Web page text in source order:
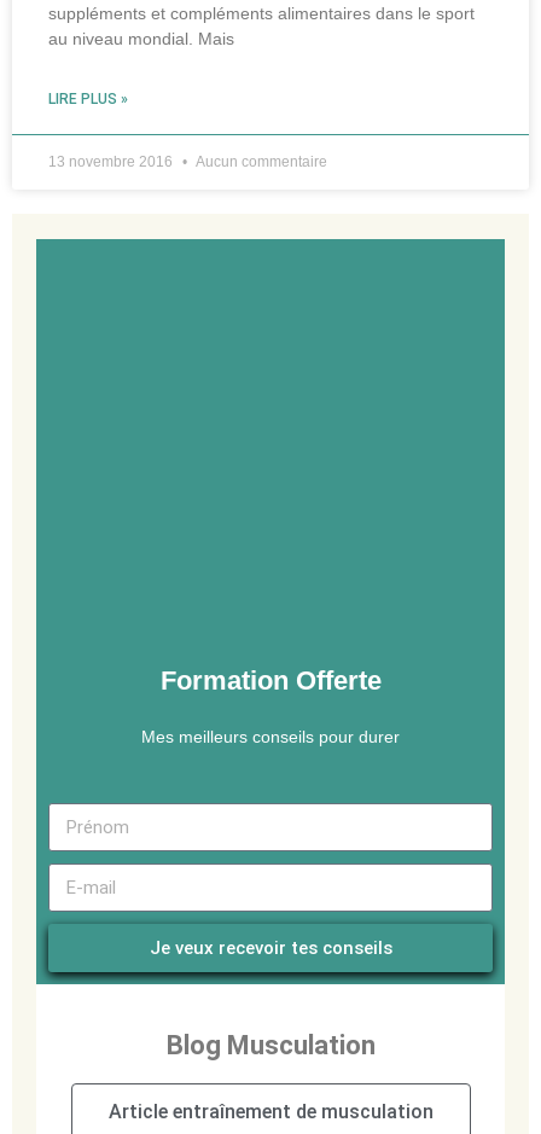
suppléments et compléments alimentaires dans le sport
au niveau mondial. Mais
LIRE PLUS »
13 novembre 2016 Aucun commentaire
Formation Offerte
Mes meilleurs conseils pour durer
Je veux recevoir tes conseils
Blog Musculation
Article entraînement de musculation